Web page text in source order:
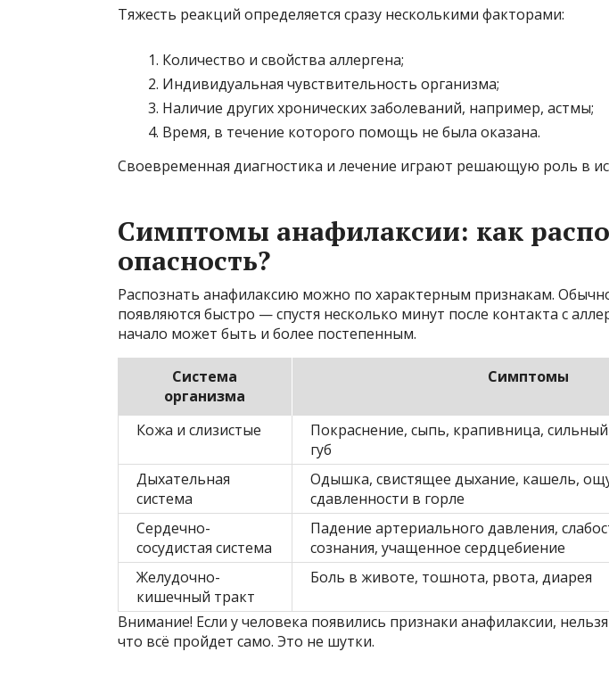
Тяжесть реакций определяется сразу несколькими факторами:
Количество и свойства аллергена;
Индивидуальная чувствительность организма;
Наличие других хронических заболеваний, например, астмы;
Время, в течение которого помощь не была оказана.
Своевременная диагностика и лечение играют решающую роль в
Симптомы анафилаксии: как
опасность?
Распознать анафилаксию можно по характерным признакам.
появляются быстро — спустя несколько минут после контакта с
начало может быть и более постепенным.
Система
организма
Симптомы
Кожа и слизистые
Покраснение, сыпь, крапивница,
губ
Дыхательная
система
Одышка, свистящее дыхание, кашель,
сдавленности в горле
Сердечно-
сосудистая система
Падение артериального давления,
сознания, учащенное сердцебиение
Желудочно-
кишечный тракт
Боль в животе, тошнота, рвота, диарея
Внимание! Если у человека появились признаки анафилаксии,
что всё пройдет само. Это не шутки.